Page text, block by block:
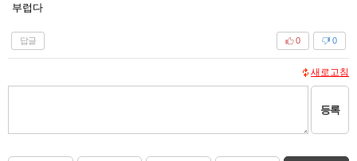
부럽다
답글 0
0
새로고침
등록